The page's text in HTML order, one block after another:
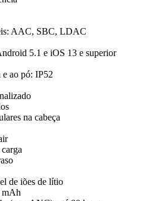
AAC, SBC, LDAC
5.1 e iOS 13 e superior
e ao pó: IP52
na cabeça
de iões de lítio
mAh